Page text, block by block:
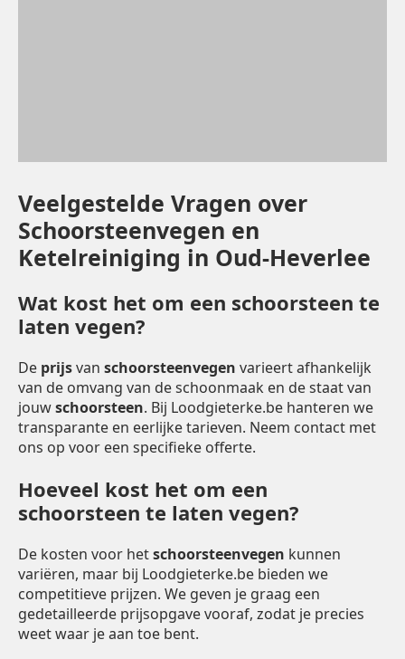
Veelgestelde Vragen over
Schoorsteenvegen en
Ketelreiniging in Oud-Heverlee
Wat kost het om een schoorsteen te
laten vegen?
De prijsvan schoorsteenvegen varieert afhankelijk
van de omvang van de schoonmaak en de staat van
jouwschoorsteen. Bij Loodgieterke.be hanteren we
transparante en eerlijke tarieven. Neem contact met
ons op voor een specifieke offerte.
Hoeveel kost het om een
schoorsteen te laten vegen?
De kosten voor hetschoorsteenvegen kunnen
variëren, maar bij Loodgieterke.be bieden we
competitieve prijzen. We geven je graag een
gedetailleerde prijsopgave vooraf, zodat je precies
weet waar je aan toe bent.